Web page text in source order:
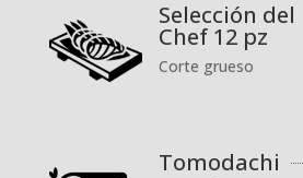
Selección del
Chef 12 pz
Corte grueso
Tomodachi